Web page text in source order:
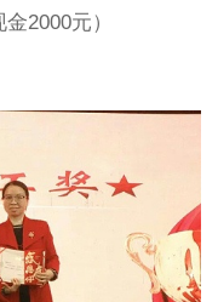
2000元）